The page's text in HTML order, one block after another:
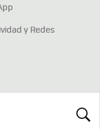
y Redes